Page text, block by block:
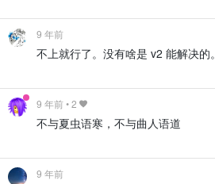
9 年前
不上就行了。没有啥是 v2 能解决的。
9 年前•2
不与夏虫语寒，不与曲人语道
9 年前